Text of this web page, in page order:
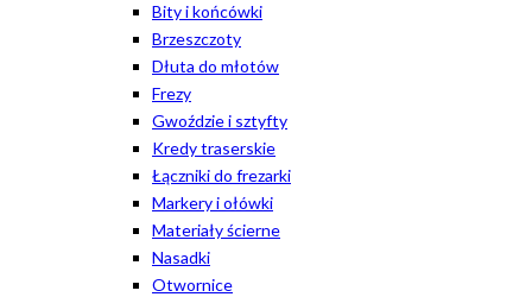
Bity i końcówki
Brzeszczoty
Dłuta do młotów
Frezy
Gwoździe i sztyfty
Kredy traserskie
Łączniki do frezarki
Markery i ołówki
Materiały ścierne
Nasadki
Otwornice